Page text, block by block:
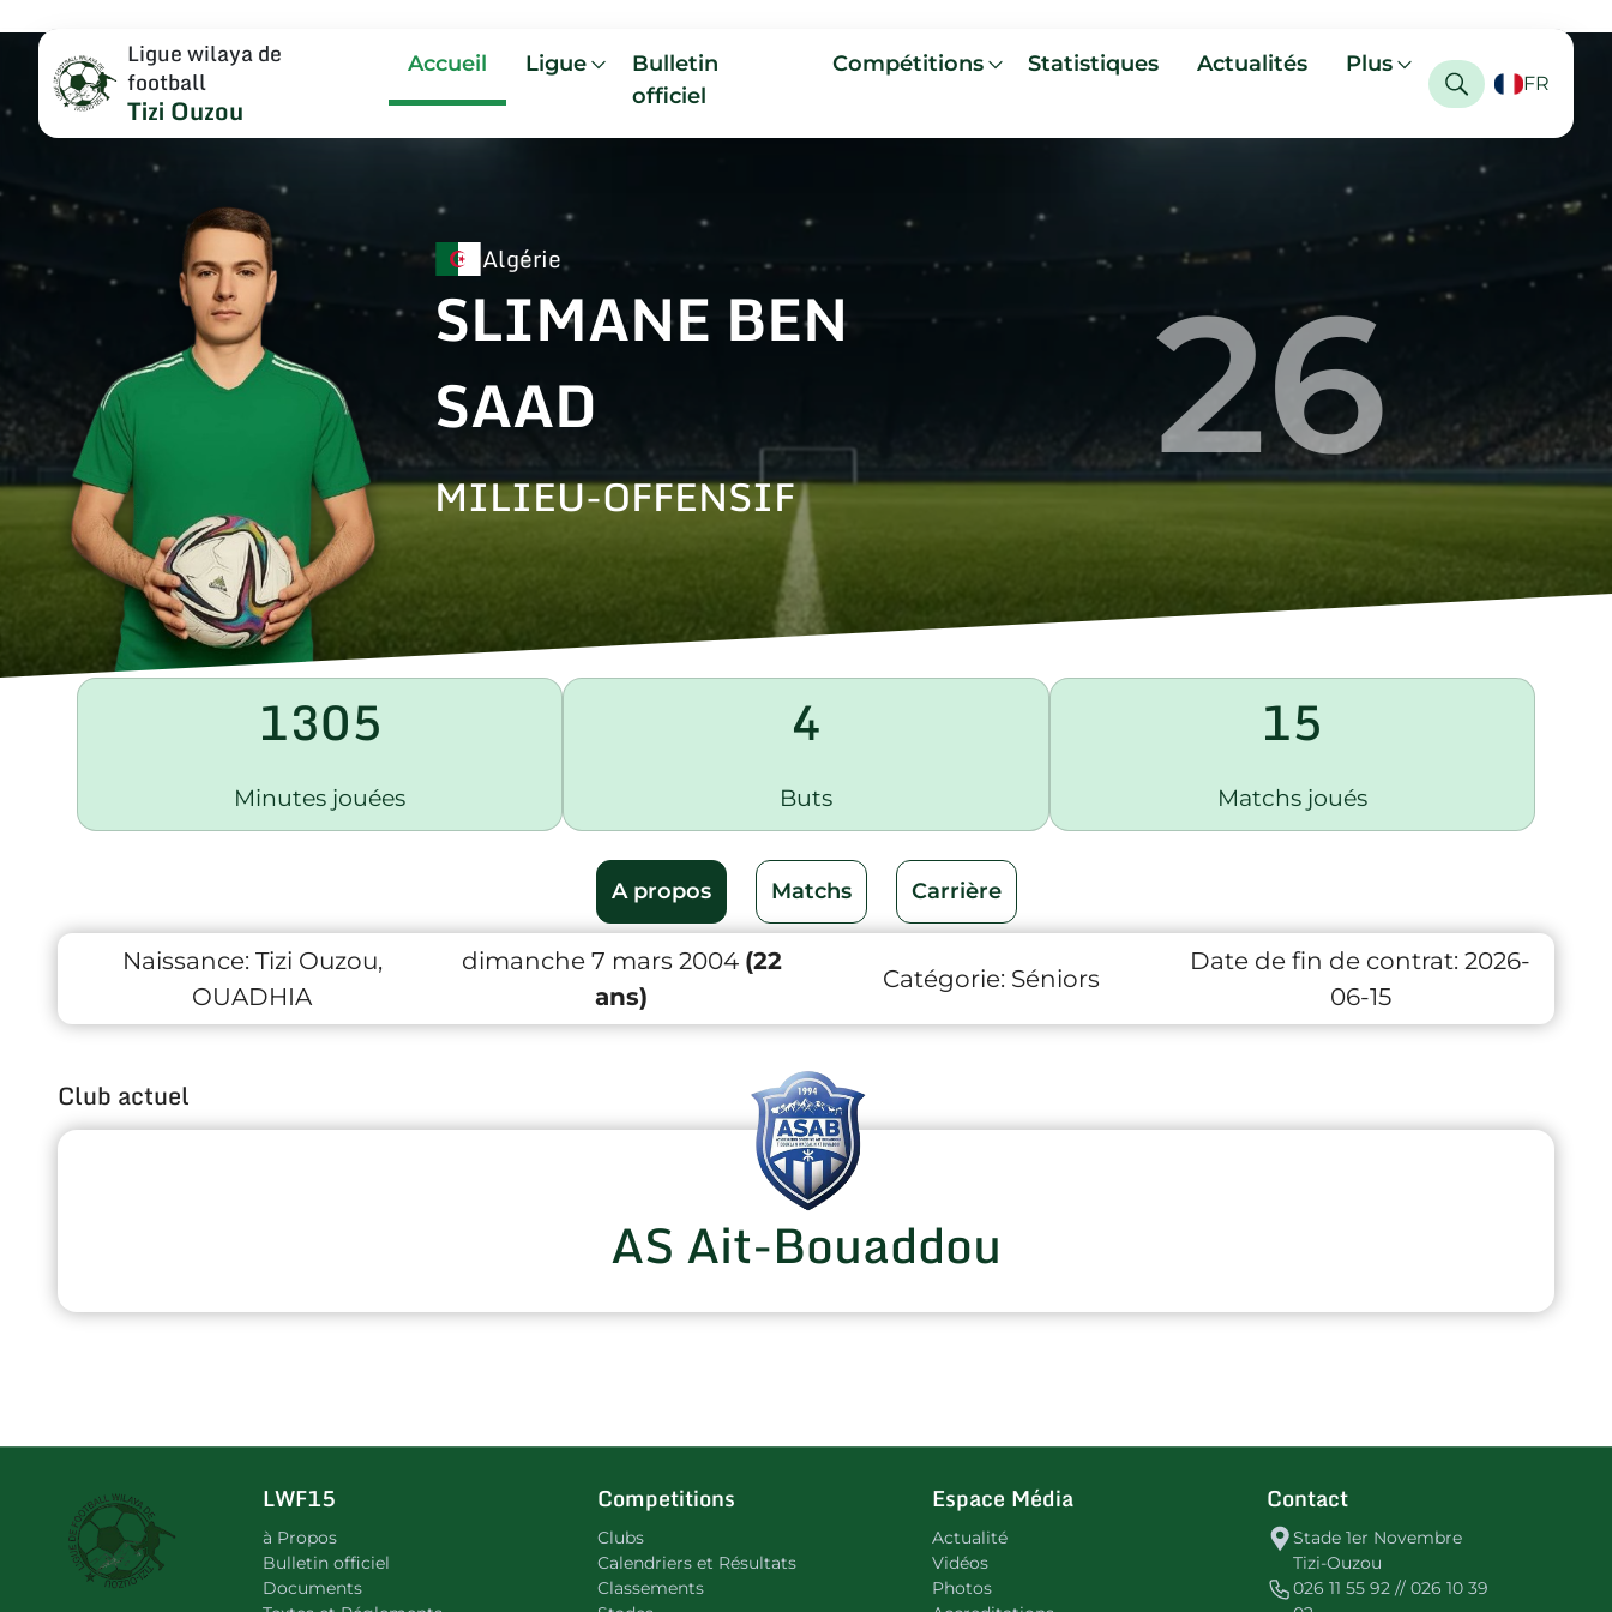
Ligue wilaya de
football
Tizi Ouzou
Accueil Ligue
Bulletin
officiel
Compétitions Statistiques Actualités Plus
FR
Algérie
SLIMANE BEN
SAAD
MILIEU-OFFENSIF 26
1305
Minutes jouées
4
Buts
15
Matchs joués
A propos Matchs Carrière
Naissance: Tizi Ouzou,
OUADHIA
dimanche 7 mars 2004 (22
ans)
Catégorie: Séniors
Date de fin de contrat: 2026-
06-15
Club actuel
AS Ait-Bouaddou
LWF15
à Propos
Bulletin officiel
Documents
Competitions
Clubs
Calendriers et Résultats
Classements
Espace Média
Actualité
Vidéos
Photos
Contact
Stade 1er Novembre
Tizi-Ouzou
026 11 55 92 // 026 10 39